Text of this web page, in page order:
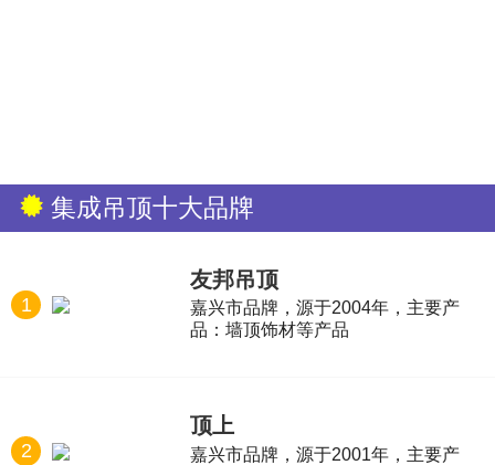
集成吊顶十大品牌
1
友邦吊顶
嘉兴市品牌，源于2004年，主要产
品：墙顶饰材等产品
2
顶上
嘉兴市品牌，源于2001年，主要产